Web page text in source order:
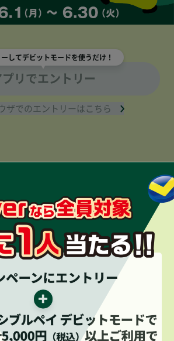
プリでエントリー
してデビットモードを使うだけ！
ザでのエントリーはこちら